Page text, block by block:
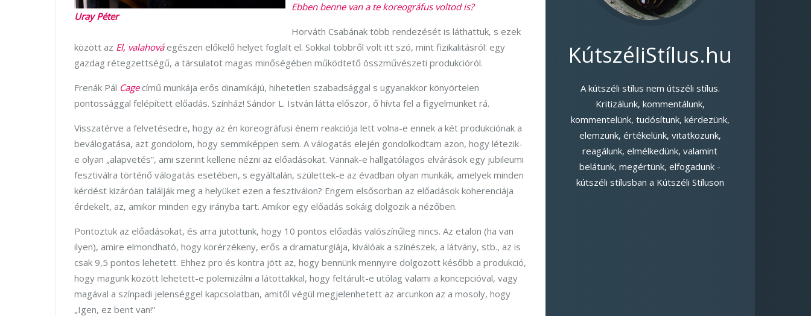
Uray Péter
Ebben benne van a te koreográfus voltod is?
Horváth Csabának több rendezését is láthattuk, s ezek
között az El, valahováegészen előkelő helyet foglalt el. Sokkal többről volt itt szó, mint fizikalitásról: egy
gazdag rétegzettségű, a társulatot magas minőségében működtető összművészeti produkcióról.
Frenák Pál Cagecímű munkája erős dinamikájú, hihetetlen szabadsággal s ugyanakkor könyörtelen
pontossággal felépített előadás. Színház! Sándor L. István látta először, ő hívta fel a figyelmünket rá.
Visszatérve a felvetésedre, hogy az én koreográfusi énem reakciója lett volna-e ennek a két produkciónak a
beválogatása, azt gondolom, hogy semmiképpen sem. A válogatás elején gondolkodtam azon, hogy létezik-
e olyan „alapvetés”, ami szerint kellene nézni az előadásokat. Vannak-e hallgatólagos elvárások egy jubileumi
fesztiválra történő válogatás esetében, s egyáltalán, születtek-e az évadban olyan munkák, amelyek minden
kérdést kizáróan találják meg a helyüket ezen a fesztiválon? Engem elsősorban az előadások koherenciája
érdekelt, az, amikor minden egy irányba tart. Amikor egy előadás sokáig dolgozik a nézőben.
Pontoztuk az előadásokat, és arra jutottunk, hogy 10 pontos előadás valószínűleg nincs. Az etalon (ha van
ilyen), amire elmondható, hogy korérzékeny, erős a dramaturgiája, kiválóak a színészek, a látvány, stb., az is
csak 9,5 pontos lehetett. Ehhez pro és kontra jött az, hogy bennünk mennyire dolgozott később a produkció,
hogy magunk között lehetett-e polemizálni a látottakkal, hogy feltárult-e utólag valami a koncepcióval, vagy
magával a színpadi jelenséggel kapcsolatban, amitől végül megjelenhetett az arcunkon az a mosoly, hogy
„Igen, ez bent van!”
KútszéliStílus.hu
A kútszéli stílus nem útszéli stílus.
Kritizálunk, kommentálunk,
kommentelünk, tudósítunk, kérdezünk,
elemzünk, értékelünk, vitatkozunk,
reagálunk, elmélkedünk, valamint
belátunk, megértünk, elfogadunk -
kútszéli stílusban a Kútszéli Stíluson